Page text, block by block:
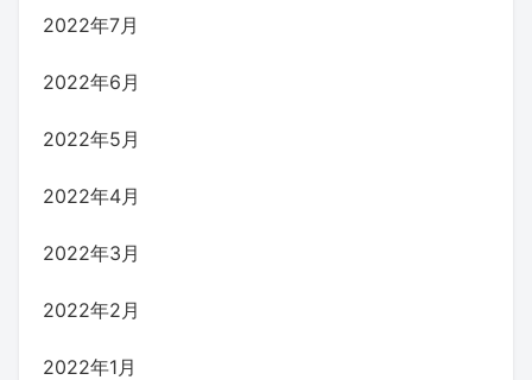
2022年7月
2022年6月
2022年5月
2022年4月
2022年3月
2022年2月
2022年1月